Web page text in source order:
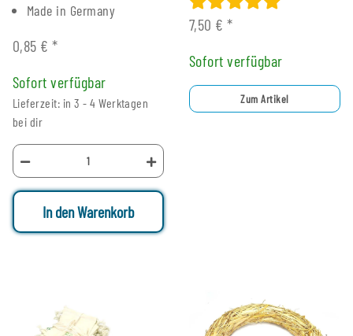
Made in Germany
0,85 €*
Sofort verfügbar
Lieferzeit: in 3 - 4 Werktagen
bei dir
In den Warenkorb
7,50 €*
Sofort verfügbar
Zum Artikel